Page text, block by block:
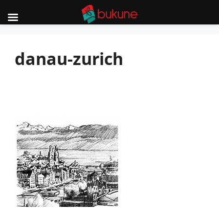
contentdanau-zurich